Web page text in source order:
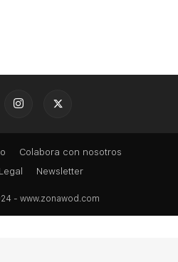
Colabora con nosotros
Newsletter
- www.zonawod.com